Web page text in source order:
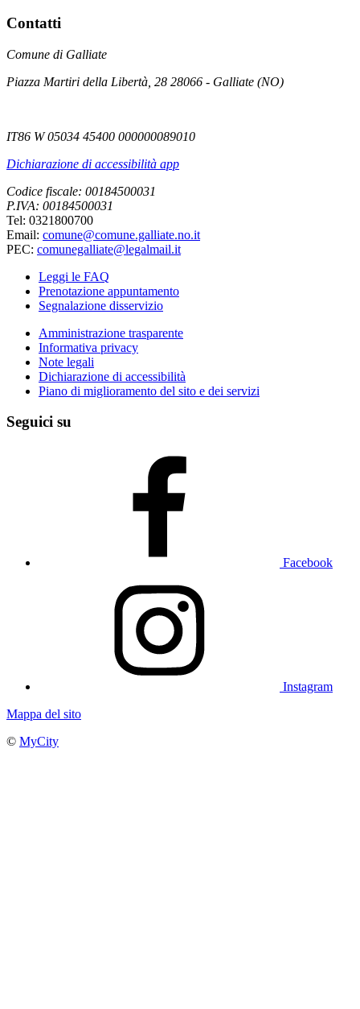
Contatti
Comune di Galliate
Piazza Martiri della Libertà, 28 28066 - Galliate (NO)
IT86 W 05034 45400 000000089010
Dichiarazione di accessibilità app
Codice fiscale: 00184500031
P.IVA: 00184500031
Tel: 0321800700
Email: comune@comune.galliate.no.it
PEC: comunegalliate@legalmail.it
Leggi le FAQ
Prenotazione appuntamento
Segnalazione disservizio
Amministrazione trasparente
Informativa privacy
Note legali
Dichiarazione di accessibilità
Piano di miglioramento del sito e dei servizi
Seguici su
Facebook
Instagram
Mappa del sito
© MyCity